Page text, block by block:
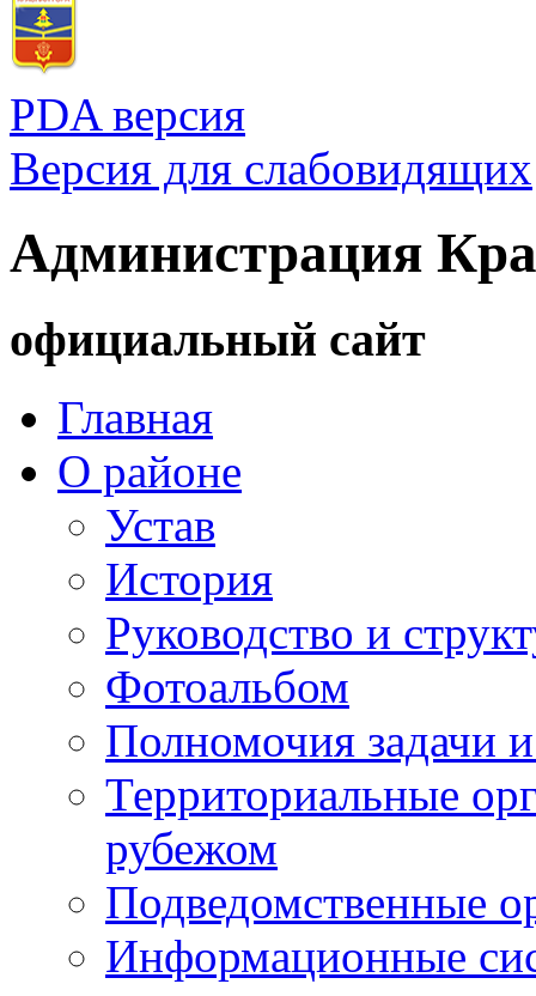
PDA версия
Версия для слабовидящих
Администрация
официальный сайт
Главная
О районе
Устав
История
Руководство и
Фотоальбом
Полномочия задачи
Территориальные
рубежом
Подведомственные
Информационные